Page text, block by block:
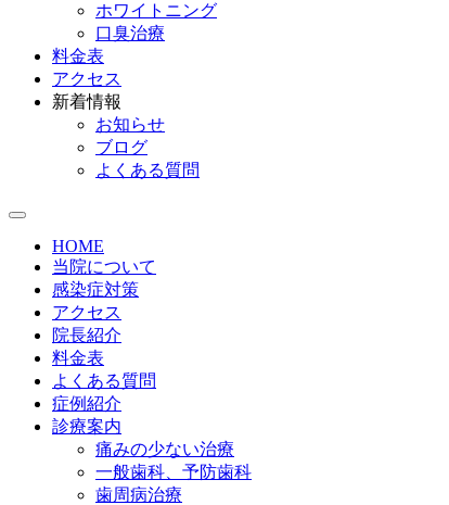
ホワイトニング
口臭治療
料金表
アクセス
新着情報
お知らせ
ブログ
よくある質問
HOME
当院について
感染症対策
アクセス
院長紹介
料金表
よくある質問
症例紹介
診療案内
痛みの少ない治療
一般歯科、予防歯科
歯周病治療